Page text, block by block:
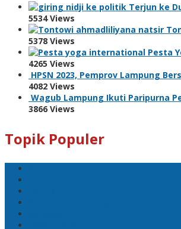
Terjun ke
5534 Views
5378 Views
Pesta
4265 Views
HPSN 2023, Pemprov Lampung
4082 Views
Wagub Lampung Ikuti Paripurna
3866 Views
Topik Populer